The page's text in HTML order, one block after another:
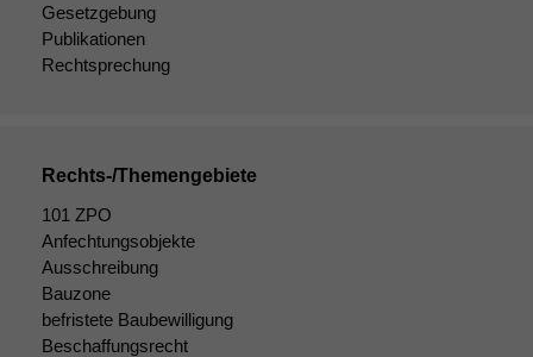
Gesetzgebung
Publikationen
Rechtsprechung
Rechts-/Themengebiete
101 ZPO
Anfechtungsobjekte
Ausschreibung
Bauzone
befristete Baubewilligung
Beschaffungsrecht